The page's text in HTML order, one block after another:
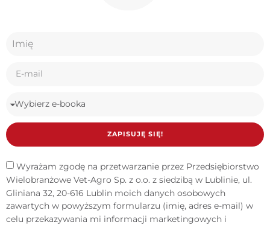
Wyrażam zgodę na przetwarzanie przez Przedsiębiorstwo
Wielobranżowe Vet-Agro Sp. z o.o. z siedzibą w Lublinie, ul.
Gliniana 32, 20-616 Lublin moich danych osobowych
zawartych w powyższym formularzu (imię, adres e-mail) w
celu przekazywania mi informacji marketingowych i
ZAPISUJĘ SIĘ!